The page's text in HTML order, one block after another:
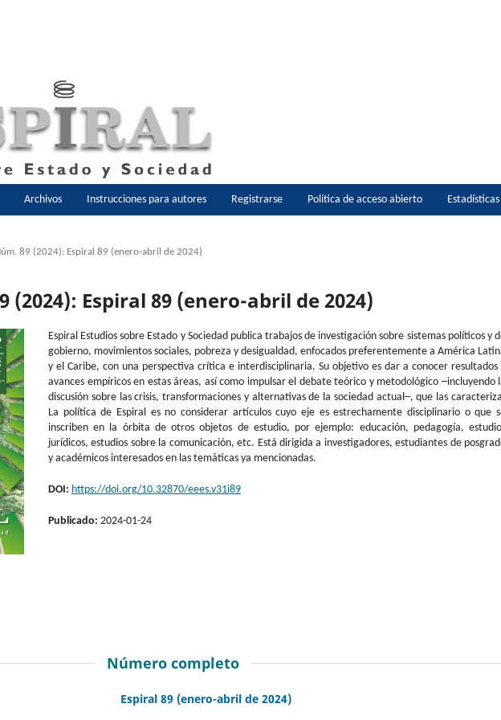
Archivos Instrucciones para autores Registrarse Política de acceso abierto Estadísticas
89 (2024): Espiral 89 (enero-abril de 2024)
(2024): Espiral 89 (enero-abril de 2024)
Espiral Estudios sobre Estado y Sociedad publica trabajos de investigación sobre sistemas políticos y
gobierno, movimientos sociales, pobreza y desigualdad, enfocados preferentemente a América
y el Caribe, con una perspectiva crítica e interdisciplinaria. Su objetivo es dar a conocer resultados
avances empíricos en estas áreas, así como impulsar el debate teórico y metodológico ─incluyendo
discusión sobre las crisis, transformaciones y alternativas de la sociedad actual─, que las
La política de Espiral es no considerar artículos cuyo eje es estrechamente disciplinario o que
inscriben en la órbita de otros objetos de estudio, por ejemplo: educación, pedagogía,
jurídicos, estudios sobre la comunicación, etc. Está dirigida a investigadores, estudiantes de
y académicos interesados en las temáticas ya mencionadas.
DOI: https://doi.org/10.32870/eees.v31i89
Publicado: 2024-01-24
Número completo
Espiral 89 (enero-abril de 2024)